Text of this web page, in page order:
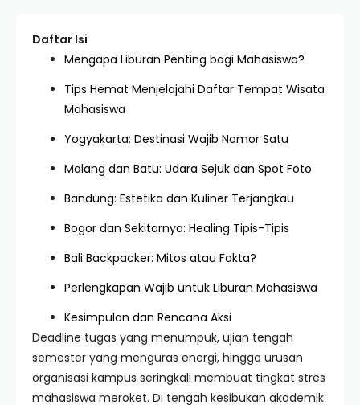
Daftar Isi
Mengapa Liburan Penting bagi Mahasiswa?
Tips Hemat Menjelajahi Daftar Tempat Wisata
Mahasiswa
Yogyakarta: Destinasi Wajib Nomor Satu
Malang dan Batu: Udara Sejuk dan Spot Foto
Bandung: Estetika dan Kuliner Terjangkau
Bogor dan Sekitarnya: Healing Tipis-Tipis
Bali Backpacker: Mitos atau Fakta?
Perlengkapan Wajib untuk Liburan Mahasiswa
Kesimpulan dan Rencana Aksi
Deadline tugas yang menumpuk, ujian tengah
semester yang menguras energi, hingga urusan
organisasi kampus seringkali membuat tingkat stres
mahasiswa meroket. Di tengah kesibukan akademik